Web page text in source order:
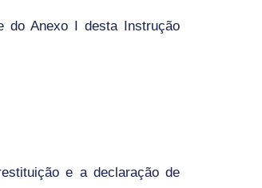
do Anexo I desta Instrução
e a declaração de